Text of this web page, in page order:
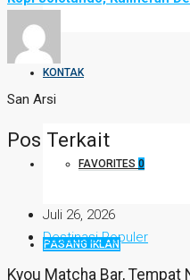
KONTAK
FAVORITES 0
PASANG IKLAN
San Arsi
Pos Terkait
Juli 26, 2026
Destinasi Populer
Kyou Matcha Bar, Tempat